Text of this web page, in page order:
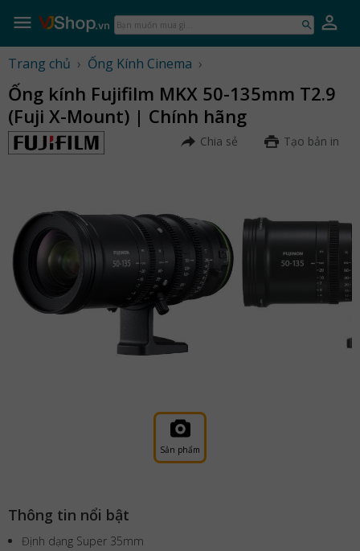
Bạn
muốn
gì...
Trang chủ › Ống Kính Cinema ›
Ống kính Fujifilm MKX 50-135mm T2.9
(Fuji X-Mount) | Chính hãng
Chia sẻ Tạo bản in
Sản phẩm
Thông tin nổi bật
Định dạng Super 35mm